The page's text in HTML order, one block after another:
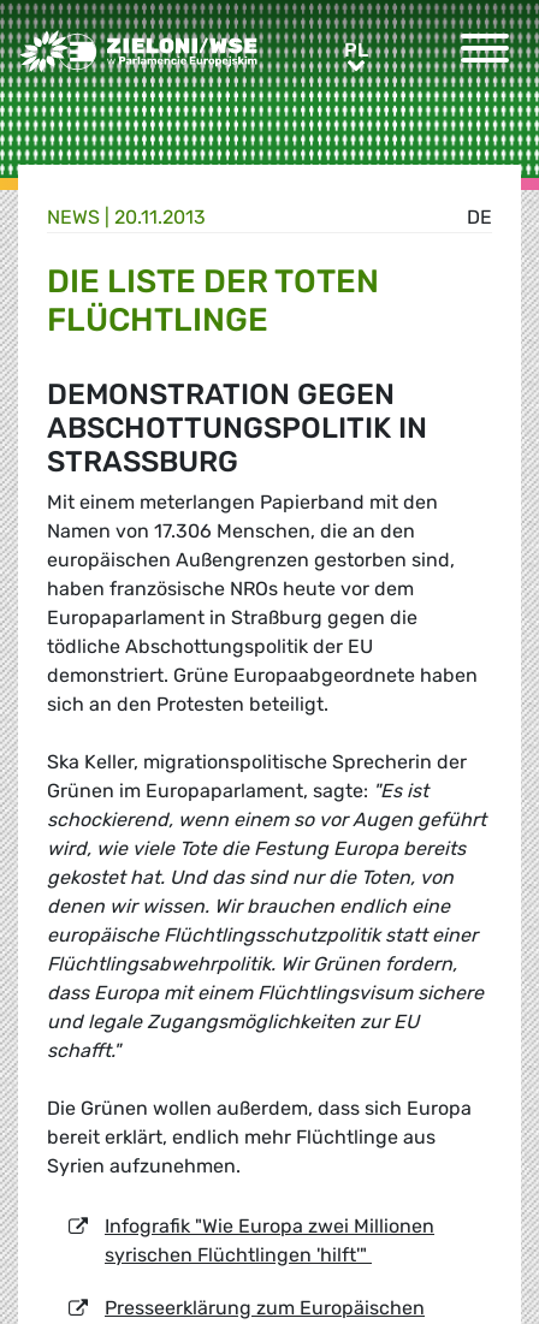
Greens/EFA Home PLPL
DE
NEWS | 20.11.2013
DIE LISTE DER TOTEN
FLÜCHTLINGE
DEMONSTRATION GEGEN
ABSCHOTTUNGSPOLITIK IN
STRASSBURG
Mit einem meterlangen Papierband mit den
Namen von 17.306 Menschen, die an den
europäischen Außengrenzen gestorben sind,
haben französische NROs heute vor dem
Europaparlament in Straßburg gegen die
tödliche Abschottungspolitik der EU
demonstriert. Grüne Europaabgeordnete haben
sich an den Protesten beteiligt.
Ska Keller, migrationspolitische Sprecherin der
Grünen im Europaparlament, sagte: "Es ist
schockierend, wenn einem so vor Augen geführt
wird, wie viele Tote die Festung Europa bereits
gekostet hat. Und das sind nur die Toten, von
denen wir wissen. Wir brauchen endlich eine
europäische Flüchtlingsschutzpolitik statt einer
Flüchtlingsabwehrpolitik. Wir Grünen fordern,
dass Europa mit einem Flüchtlingsvisum sichere
und legale Zugangsmöglichkeiten zur EU
schafft."
Die Grünen wollen außerdem, dass sich Europa
bereit erklärt, endlich mehr Flüchtlinge aus
Syrien aufzunehmen.
Infografik "Wie Europa zwei Millionen
syrischen Flüchtlingen 'hilft'"
Presseerklärung zum Europäischen